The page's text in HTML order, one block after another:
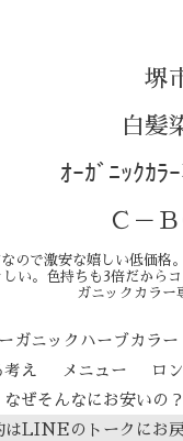
堺
白髪
ｵｰｶﾞﾆｯｸｶﾗ
Ｃ－
ので激安な嬉しい低価
い。色持ちも3倍だから
ガニックカラー
ガニックハーブカラー
え
メニュー ロ
なぜそんなにお安いの？
LINEのトークにお戻